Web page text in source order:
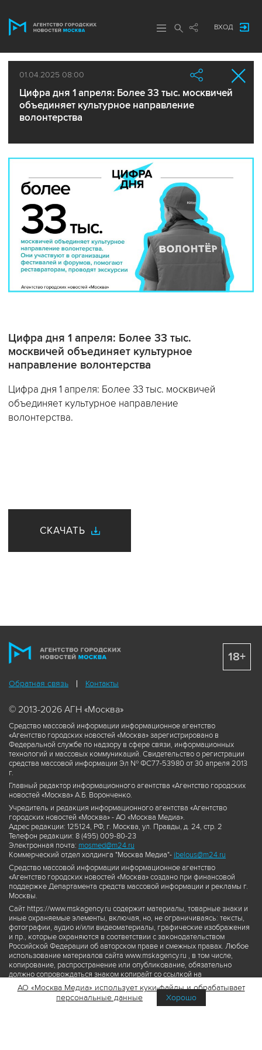
ВХОД
01.04.2025 08:00
Цифра дня 1 апреля: Более 33 тыс. москвичей
объединяет культурное направление
волонтерства
Цифра дня 1 апреля: Более 33 тыс.
москвичей объединяет культурное
направление волонтерства
Цифра дня 1 апреля: Более 33 тыс. москвичей
объединяет культурное направление
волонтерства.
СКАЧАТЬ
Обратная связь Контакты
© 2013-2026 АГН «Москва»
Средство массовой информации информационное агентство
«Агентство городских новостей «Москва» зарегистрировано в
Федеральной службе по надзору в сфере связи, информационных
технологий и массовых коммуникаций. Свидетельство о регистрации
средства массовой информации Эл № ФС77-53980 от 30 апреля 2013
г.
Главный редактор информационного агентства «Агентство городских
новостей «Москва» А.Б. Воронченко.
Учредитель и редакция информационного агентства «Агентство
городских новостей «Москва» - АО «Москва Медиа».
Адрес редакции: 125124, РФ, г. Москва, ул. Правды, д. 24, стр. 2
Телефон редакции: 8 (495) 009-80-23
Электронная почта: mosmed@m24.ru
Коммерческий отдел холдинга "Москва Медиа"- ibelous@m24.ru
Средство массовой информации информационное агентство
«Агентство городских новостей «Москва» создано при финансовой
поддержке Департамента средств массовой информации и рекламы г.
Москвы.
Сайт https://www.mskagency.ru содержит материалы, товарные знаки и
иные охраняемые элементы, включая, но, не ограничиваясь: тексты,
фотографии, аудио и/или видеоматериалы, графические изображения
и пр., которые охраняются в соответствии с законодательством
Российской Федерации об авторском праве и смежных правах. Любое
использование материалов сайта www.mskagency.ru , в том числе,
копирование, распространение или опубликование, обязательно
должно сопровождаться знаком копирайт со ссылкой на
правообладателя © АО «Москва Медиа», а также гиперссылкой на сайт
www.mskagency.ru как на первоисточник информации. Переработка
материалов сайта www.mskagency.ru не допускается.
18+
АО «Москва Медиа» использует куки-файлы и обрабатывает
персональные данные
Хорошо